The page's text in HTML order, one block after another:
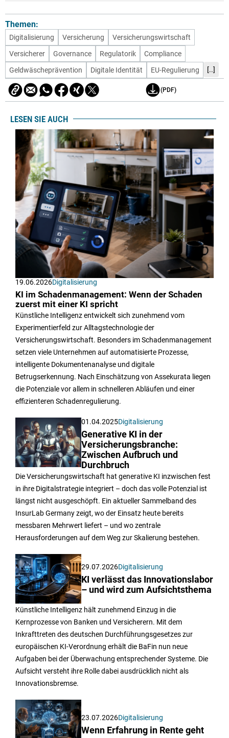
Themen:
Digitalisierung Versicherung
Versicherungswirtschaft
Versicherer
Governance Regulatorik
Compliance
Geldwäscheprävention
Digitale Identität EU-Regulierung [..]
(PDF)
LESEN SIE AUCH
19.06.2026Digitalisierung
KI im Schadenmanagement: Wenn der Schaden
zuerst mit einer KI spricht
Künstliche Intelligenz entwickelt sich zunehmend vom
Experimentierfeld zur Alltagstechnologie der
Versicherungswirtschaft. Besonders im Schadenmanagement
setzen viele Unternehmen auf automatisierte Prozesse,
intelligente Dokumentenanalyse und digitale
Betrugserkennung. Nach Einschätzung von Assekurata liegen
die Potenziale vor allem in schnelleren Abläufen und einer
effizienteren Schadenregulierung.
01.04.2025Digitalisierung
Generative KI in der
Versicherungsbranche:
Zwischen Aufbruch und
Durchbruch
Die Versicherungswirtschaft hat generative KI inzwischen fest
in ihre Digitalstrategie integriert – doch das volle Potenzial ist
längst nicht ausgeschöpft. Ein aktueller Sammelband des
InsurLab Germany zeigt, wo der Einsatz heute bereits
messbaren Mehrwert liefert – und wo zentrale
Herausforderungen auf dem Weg zur Skalierung bestehen.
29.07.2026Digitalisierung
KI verlässt das Innovationslabor
– und wird zum Aufsichtsthema
Künstliche Intelligenz hält zunehmend Einzug in die
Kernprozesse von Banken und Versicherern. Mit dem
Inkrafttreten des deutschen Durchführungsgesetzes zur
europäischen KI-Verordnung erhält die BaFin nun neue
Aufgaben bei der Überwachung entsprechender Systeme. Die
Aufsicht versteht ihre Rolle dabei ausdrücklich nicht als
Innovationsbremse.
23.07.2026Digitalisierung
Wenn Erfahrung in Rente geht